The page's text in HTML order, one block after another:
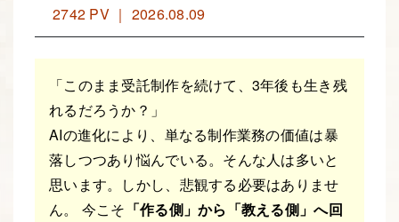
2742 PV ｜ 2026.08.09
「このまま受託制作を続けて、3年後も生き残
れるだろうか？」
AIの進化により、単なる制作業務の価値は暴
落しつつあり悩んでいる。そんな人は多いと
思います。しかし、悲観する必要はありませ
ん。 今こそ 「作る側」から「教える側」へ回
AL STO